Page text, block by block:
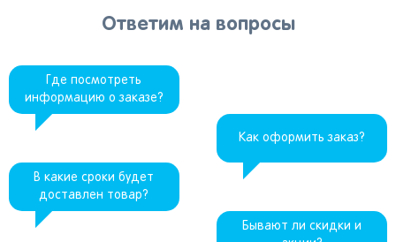
Ответим на вопросы
Где посмотреть
информацию о заказе?
Как оформить заказ?
В какие сроки будет
доставлен товар?
Бывают ли скидки и